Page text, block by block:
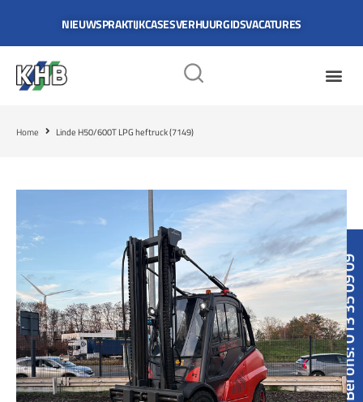
Bel ons: 013 35 09 09
NIEUWSPRAKTIJKCASESVERHUURGIDSVACATURES
Home Linde H50/600T LPG heftruck (7149)